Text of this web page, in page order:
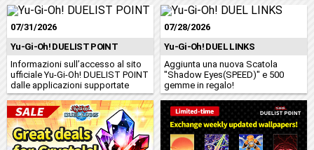
07/31/2026
Yu-Gi-Oh! DUELIST POINT
Informazioni sull’accesso al sito
ufficiale Yu‑Gi‑Oh! DUELIST POINT
dalle applicazioni supportate
07/28/2026
Yu-Gi-Oh! DUEL LINKS
Aggiunta una nuova Scatola
"Shadow Eyes(SPEED)" e 500
gemme in regalo!